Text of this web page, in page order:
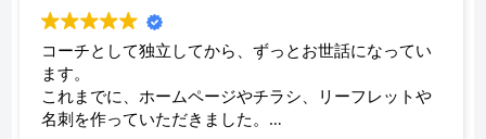
コーチとして独立してから、ずっとお世話になってい
ます。
これまでに、ホームページやチラシ、リーフレットや
名刺を作っていただきました。